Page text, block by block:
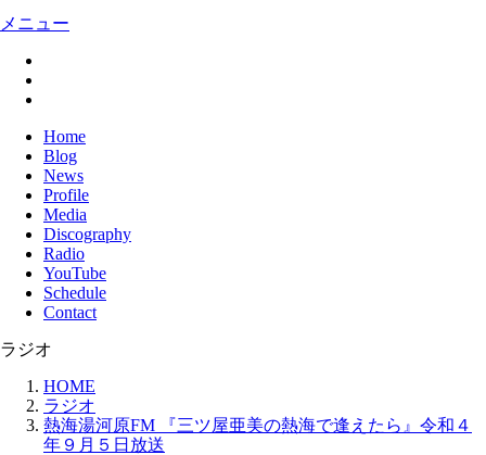
メニュー
Home
Blog
News
Profile
Media
Discography
Radio
YouTube
Schedule
Contact
ラジオ
HOME
ラジオ
熱海湯河原FM 『三ツ屋亜美の熱海で逢えたら』令和４
年９月５日放送